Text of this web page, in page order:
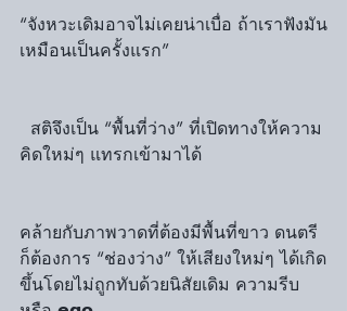
“จังหวะเดิมอาจไม่เคยน่าเบื่อ ถ้าเราฟังมัน
เหมือนเป็นครั้งแรก”
สติจึงเป็น “พื้นที่ว่าง” ที่เปิดทางให้ความ
คิดใหม่ๆ แทรกเข้ามาได้
คล้ายกับภาพวาดที่ต้องมีพื้นที่ขาว ดนตรี
ก็ต้องการ “ช่องว่าง” ให้เสียงใหม่ๆ ได้เกิด
ขึ้นโดยไม่ถูกทับด้วยนิสัยเดิม ความรีบ